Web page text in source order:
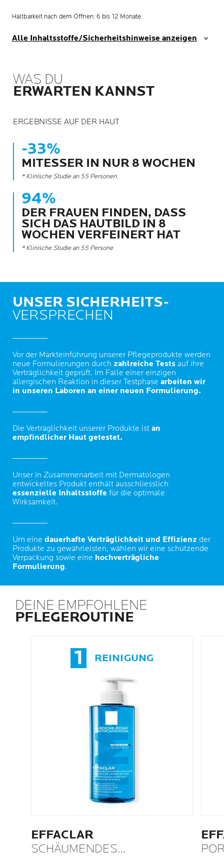
Haltbarkeit nach dem Öffnen: 6 bis 12 Monate.
Alle Inhaltsstoffe/Sicherheitshinweise anzeigen
WAS DU
ERWARTEN KANNST
ERGEBNISSE AUF DER HAUT
-33%
MITESSER IN NUR 8 WOCHEN
* Klinische Studie an 55 Personen.
94%
DER FRAUEN FINDEN, DASS
SICH DAS HAUTBILD IN 8
WOCHEN VERFEINERT HAT
* Klinische Studie an 55 Persone
UNSER SICHERHEITS-
VERSPRECHEN
Vor der Markteinführung unserer Pflegeprodukte werden
neue Formulierungen durch zahlreiche Tests auf ihre
Verträglichkeit geprüft. Im Falle einer einzigen
allergischen Reaktion in dieser Testphase arbeiten wir
in unseren Laboren an einer neuen Formulierung.
Die Verträglichkeit unserer Produkte ist an
empfindlicher Haut getestet.
Unser in Zusammenarbeit mit Dermatologen
entwickeltes Produkt enthält ausschliesslich
essenzielle Inhaltsstoffe für die optimale
Wirksamkeit.
Um eine dauerhafte Verträglichkeit und Effizienz der
Produkte zu gewährleisten, wählen wir eine schützende
Verpackung sowie eine hochverträgliche
Formulierung.
DEINE EMPFOHLENE
PFLEGEROUTINE
1 REINIGUNG
EFFACLAR
SCHÄUMENDES